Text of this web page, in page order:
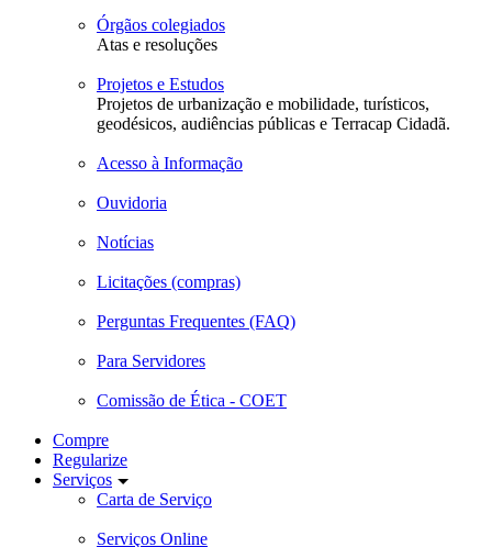
Órgãos colegiados
Atas e resoluções
Projetos e Estudos
Projetos de urbanização e mobilidade, turísticos,
geodésicos, audiências públicas e Terracap Cidadã.
Acesso à Informação
Ouvidoria
Notícias
Licitações (compras)
Perguntas Frequentes (FAQ)
Para Servidores
Comissão de Ética - COET
Compre
Regularize
Serviços
Carta de Serviço
Serviços Online